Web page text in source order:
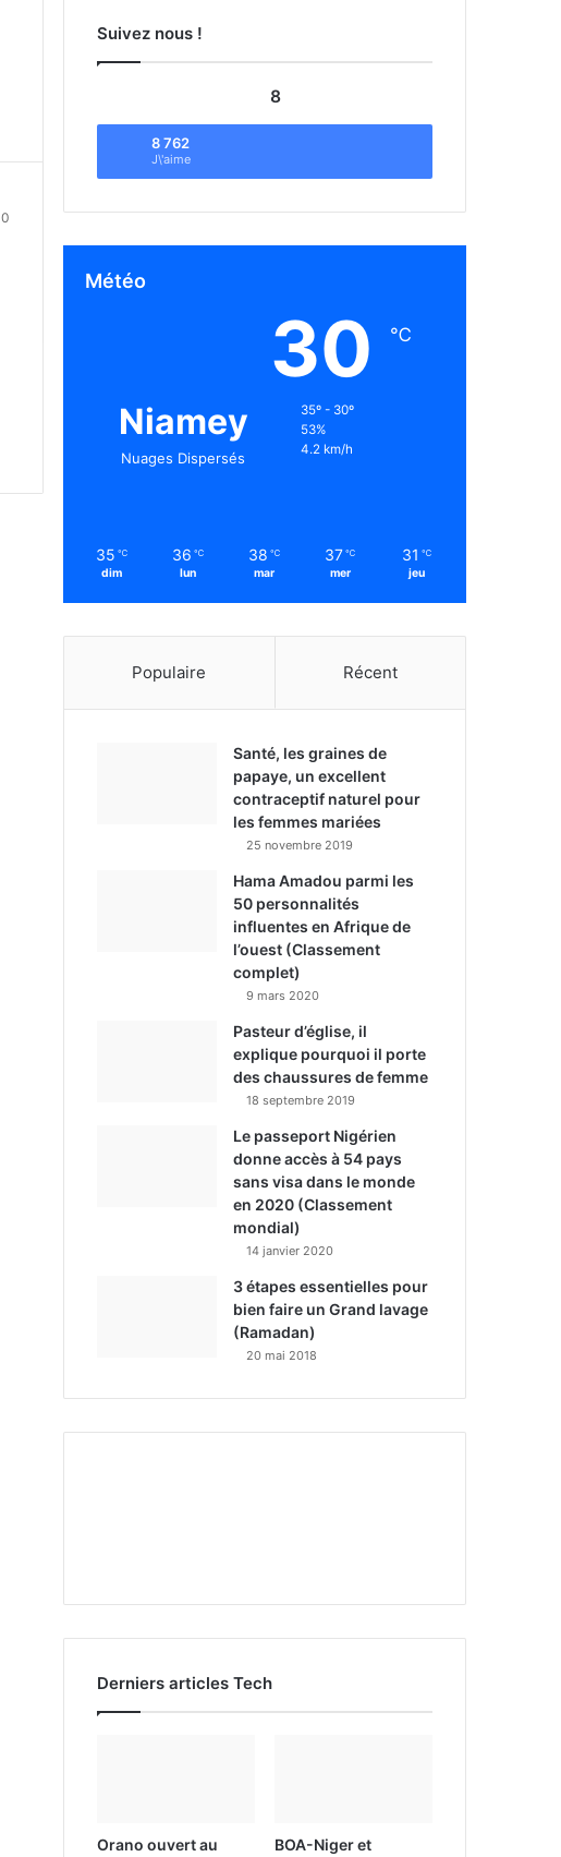
0
Suivez nous !
8
8 762
J\'aime
Météo
Niamey
Nuages Dispersés
30 ℃
35º - 30º
53%
4.2 km/h
35 ℃
dim
36 ℃
lun
38 ℃
mar
37 ℃
mer
31 ℃
jeu
Populaire Récent
Santé, les graines de
papaye, un excellent
contraceptif naturel pour
les femmes mariées
25 novembre 2019
Hama Amadou parmi les
50 personnalités
influentes en Afrique de
l’ouest (Classement
complet)
9 mars 2020
Pasteur d’église, il
explique pourquoi il porte
des chaussures de femme
18 septembre 2019
Le passeport Nigérien
donne accès à 54 pays
sans visa dans le monde
en 2020 (Classement
mondial)
14 janvier 2020
3 étapes essentielles pour
bien faire un Grand lavage
(Ramadan)
20 mai 2018
Derniers articles Tech
Orano ouvert au
BOA-Niger et